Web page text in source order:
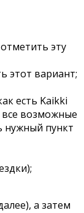
эту
этот вариант;
есть Kaikki
все возможные
нужный пункт
а затем